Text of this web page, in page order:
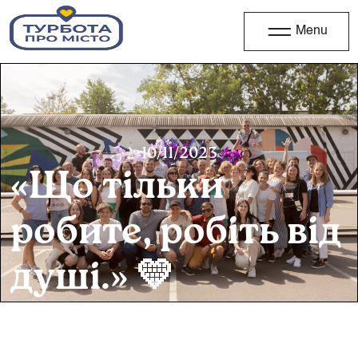
Menu
10/11/2023
«Що тільки
робите, робіть від
душі.» 💛